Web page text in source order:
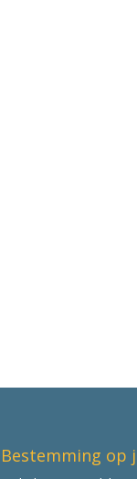
Bestemming op